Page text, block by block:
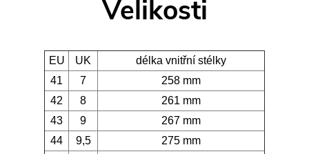
Velikosti
EU UK
délka vnitřní stélky
41
7
258 mm
42
8
261 mm
43
9
267 mm
44
9,5
275 mm